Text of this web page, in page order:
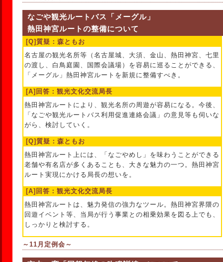
なごや観光ルートバス「メーグル」
熱田神宮ルートの整備について
[Q]質疑：森ともお
名古屋の観光名所等（名古屋城、大須、金山、熱田神宮、七里
の渡し、白鳥庭園、国際会議場）を容易に巡ることができる、
「メーグル」熱田神宮ルートを新規に整備すべき。
[A]回答：観光文化交流局長
熱田神宮ルートにより、観光名所の周遊が容易になる。今後、
「なごや観光ルートバス利用促進連絡会議」の意見等も伺いな
がら、検討していく。
[Q]質疑：森ともお
熱田神宮ルート上には、「なごやめし」を味わうことができる
老舗や有名店が多くあることも、大きな魅力の一つ。熱田神宮
ルート実現にかける局長の想いを。
[A]回答：観光文化交流局長
熱田神宮ルートは、魅力発信の強力なツール。熱田神宮界隈の
回遊イベント等、当局が行う事業との相乗効果を図る上でも、
しっかりと検討する。
～11月定例会～